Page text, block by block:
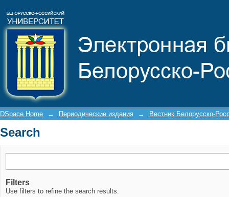
DSpace Home → Периодические издания → Вестник Белорусско-
Search
Filters
Use filters to refine the search results.